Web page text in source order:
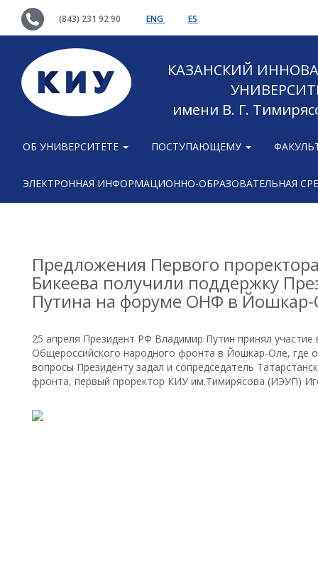
(843) 231 92 90 ENG ES
КАЗАНСКИЙ
имени В. Г.
ОБ УНИВЕРСИТЕТЕ ПОСТУПАЮЩЕМУ
ЭЛЕКТРОННАЯ ИНФОРМАЦИОННО-ОБРАЗОВАТЕЛЬНАЯ
Предложения Первого
Бикеева получили поддержку
Путина на форуме ОНФ в
25 апреля Президент РФ Владимир Путин принял
Общероссийского народного фронта в Йошкар-Оле, где
вопросы Президенту задал и сопредседатель
фронта, первый проректор КИУ им.Тимирясова (ИЭУП)